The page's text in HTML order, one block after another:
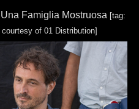
Famiglia Mostruosa [tag:
courtesy of 01 Distribution]